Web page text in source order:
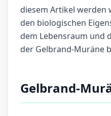
diesem Artikel
den biologischen
dem Lebensraum und
der Gelbrand-Muräne
Gelbrand-